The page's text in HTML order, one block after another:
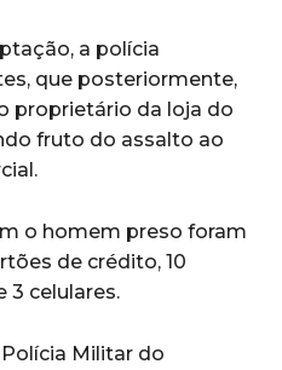
a polícia
que posteriormente,
proprietário da loja do
fruto do assalto ao
o homem preso foram
de crédito, 10
3 celulares.
Militar do